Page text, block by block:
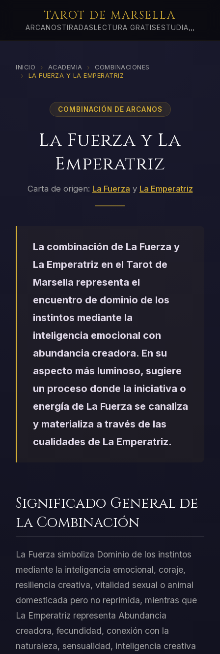
TAROT DE MARSELLA
ARCANOSTIRADAS LECTURA GRATIS ESTUDIA...
INICIO › ACADEMIA › COMBINACIONES
› LA FUERZA Y LA EMPERATRIZ
COMBINACIÓN DE ARCANOS
La Fuerza y La
Emperatriz
Carta de origen: La Fuerza y La Emperatriz
La combinación de La Fuerza y
La Emperatriz en el Tarot de
Marsella representa el
encuentro de dominio de los
instintos mediante la
inteligencia emocional con
abundancia creadora. En su
aspecto más luminoso, sugiere
un proceso donde la iniciativa o
energía de La Fuerza se canaliza
y materializa a través de las
cualidades de La Emperatriz.
Significado General de
la Combinación
La Fuerza simboliza Dominio de los instintos
mediante la inteligencia emocional, coraje,
resiliencia creativa, vitalidad sexual o animal
domesticada pero no reprimida, mientras que
La Emperatriz representa Abundancia
creadora, fecundidad, conexión con la
naturaleza, sensualidad, inteligencia creativa